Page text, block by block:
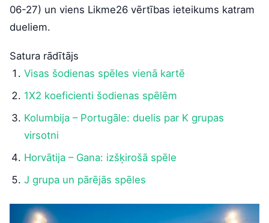
06-27) un viens Likme26 vērtības ieteikums katram
dueliem.
Satura rādītājs
Visas šodienas spēles vienā kartē
1X2 koeficienti šodienas spēlēm
Kolumbija – Portugāle: duelis par K grupas
virsotni
Horvātija – Gana: izšķirošā spēle
J grupa un pārējās spēles